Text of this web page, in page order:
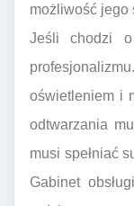
możliwość jego
Jeśli chodzi o
oświetleniem i
odtwarzania
musi spełniać
Gabinet